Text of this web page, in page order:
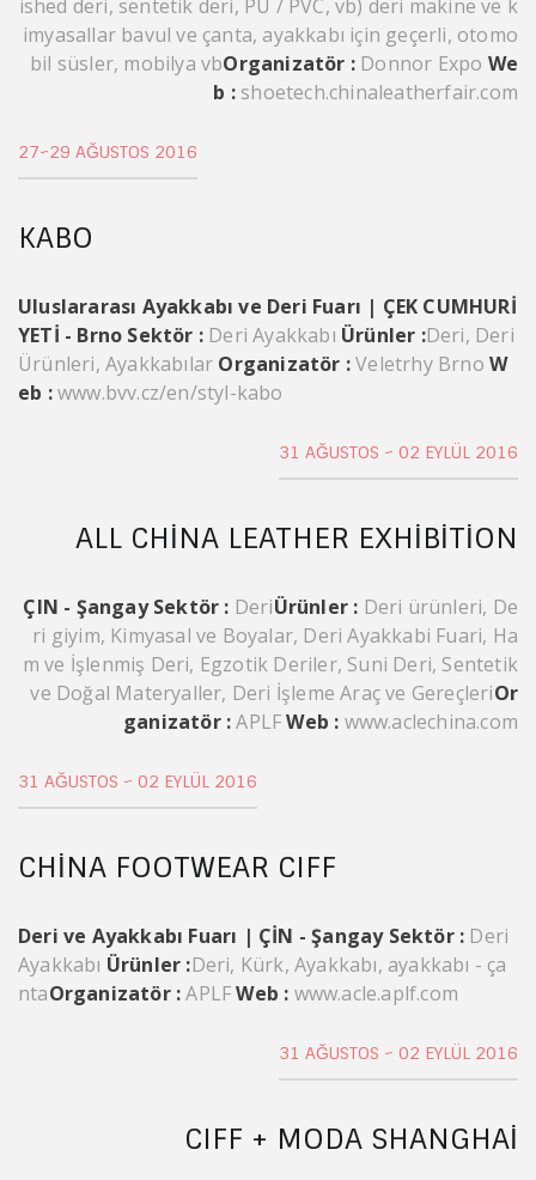
ished deri, sentetik deri, PU / PVC, vb) deri makine ve k
imyasallar bavul ve çanta, ayakkabı için geçerli, otomo
bil süsler, mobilya vbOrganizatör :Donnor Expo We
b : shoetech.chinaleatherfair.com
27~29 AĞUSTOS 2016
KABO
Uluslararası Ayakkabı ve Deri Fuarı | ÇEK CUMHURİ
YETİ - Brno Sektör : Deri Ayakkabı Ürünler :Deri, Deri
Ürünleri, Ayakkabılar Organizatör :Veletrhy BrnoW
eb :www.bvv.cz/en/styl-kabo
31 AĞUSTOS ~ 02 EYLÜL 2016
ALL CHINA LEATHER EXHIBITION
ÇIN - Şangay Sektör : DeriÜrünler : Deri ürünleri, De
ri giyim, Kimyasal ve Boyalar, Deri Ayakkabi Fuari, Ha
m ve İşlenmiş Deri, Egzotik Deriler, Suni Deri, Sentetik
ve Doğal Materyaller, Deri İşleme Araç ve GereçleriOr
ganizatör :APLFWeb : www.aclechina.com
31 AĞUSTOS ~ 02 EYLÜL 2016
CHINA FOOTWEAR CIFF
Deri ve Ayakkabı Fuarı | ÇİN - Şangay Sektör : Deri
Ayakkabı Ürünler :Deri, Kürk, Ayakkabı, ayakkabı - ça
ntaOrganizatör :APLFWeb : www.acle.aplf.com
31 AĞUSTOS ~ 02 EYLÜL 2016
CIFF + MODA SHANGHAI